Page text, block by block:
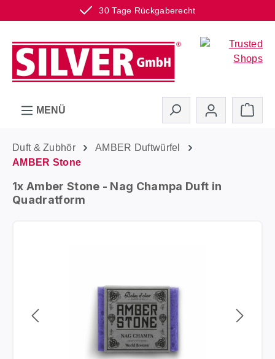
30 Tage Rückgaberecht
Zum Hauptinhalt springen
MENÜ
Duft & Zubhör
AMBER Duftwürfel
AMBER Stone
1x Amber Stone - Nag Champa Duft in
Quadratform